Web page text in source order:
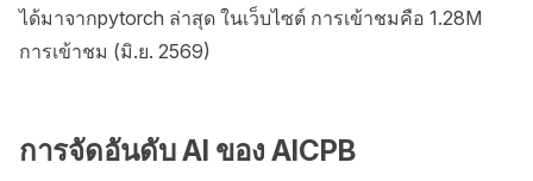
ได้มาจากpytorch ล่าสุด ในเว็บไซต์ การเข้าชมคือ 1.28M
การเข้าชม (มิ.ย. 2569)
การจัดอันดับ AI ของ AICPB